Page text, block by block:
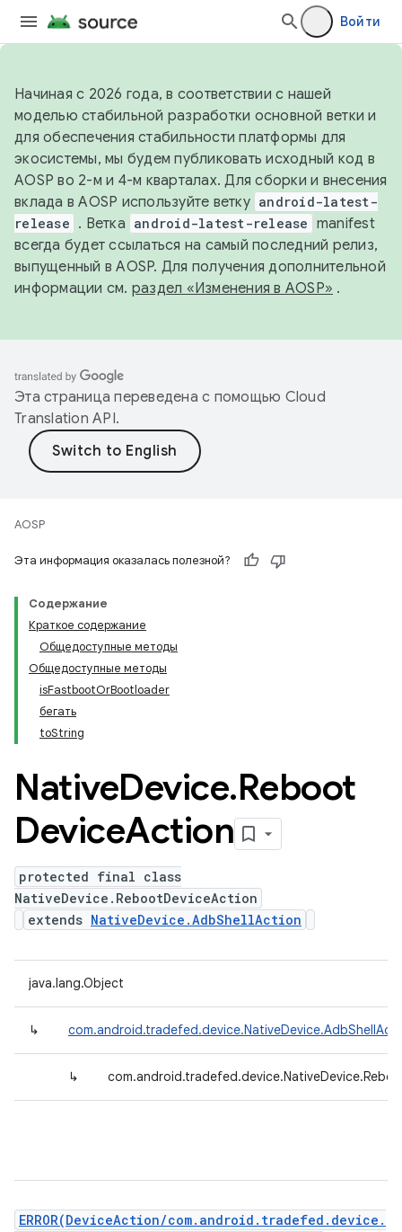
Войти
Начиная с 2026 года, в соответствии с нашей
моделью стабильной разработки основной ветки и
для обеспечения стабильности платформы для
экосистемы, мы будем публиковать исходный код в
AOSP во 2-м и 4-м кварталах. Для сборки и внесения
вклада в AOSP используйте ветку android-latest-
release . Ветка android-latest-release manifest
всегда будет ссылаться на самый последний релиз,
выпущенный в AOSP. Для получения дополнительной
информации см. раздел «Изменения в AOSP» .
Эта страница переведена с помощью Cloud
Translation API.
AOSP
Эта информация оказалась полезной?
Содержание
Краткое содержание
Общедоступные методы
Общедоступные методы
isFastbootOrBootloader
бегать
toString
NativeDevice.Reboot
DeviceAction
protected final class
NativeDevice.RebootDeviceAction
extends NativeDevice.AdbShellAction
java.lang.Object
↳
↳
ERROR(DeviceAction/com.android.tradefed.device.